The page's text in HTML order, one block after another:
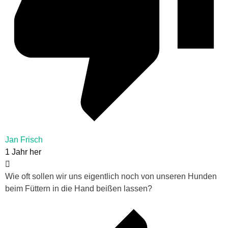
Jan Frisch
1 Jahr her
Wie oft sollen wir uns eigentlich noch von unseren Hunden
beim Füttern in die Hand beißen lassen?